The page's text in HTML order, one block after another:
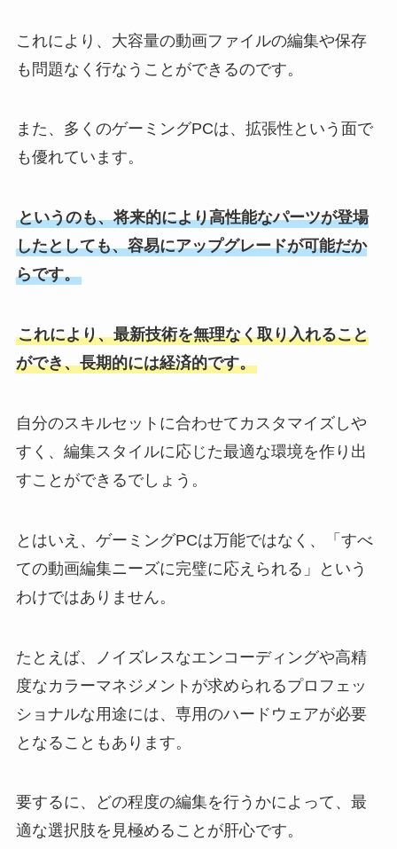
これにより、大容量の動画ファイルの編集や保存
も問題なく行なうことができるのです。
また、多くのゲーミングPCは、拡張性という面で
も優れています。
というのも、将来的により高性能なパーツが登場
したとしても、容易にアップグレードが可能だか
らです。
これにより、最新技術を無理なく取り入れること
ができ、長期的には経済的です。
自分のスキルセットに合わせてカスタマイズしや
すく、編集スタイルに応じた最適な環境を作り出
すことができるでしょう。
とはいえ、ゲーミングPCは万能ではなく、「すべ
ての動画編集ニーズに完璧に応えられる」という
わけではありません。
たとえば、ノイズレスなエンコーディングや高精
度なカラーマネジメントが求められるプロフェッ
ショナルな用途には、専用のハードウェアが必要
となることもあります。
要するに、どの程度の編集を行うかによって、最
適な選択肢を見極めることが肝心です。